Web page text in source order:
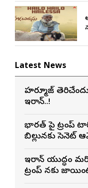
Latest News
హర్మూజ్
ఇరాన్..!
భారత్ పై ట్రంప్
బిల్లునకు సెనెట్
ఇరాన్ యుద్ధం
ట్రంప్ నకు